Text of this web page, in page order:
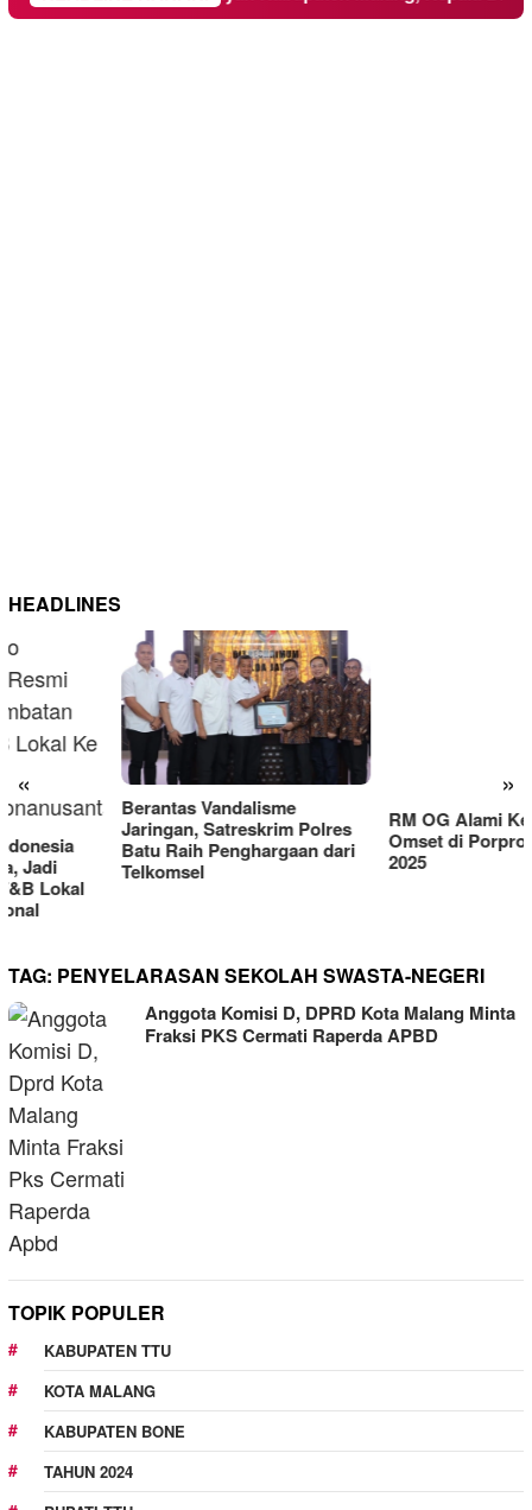
HEADLINES
« »
Berantas Vandalisme
Jaringan, Satreskrim Polres
Batu Raih Penghargaan dari
Telkomsel
RM OG Alami Kenaikan
Omset di Porprov IX Jatim
2025
TAG: PENYELARASAN SEKOLAH SWASTA-NEGERI
Anggota Komisi D, DPRD Kota Malang Minta
Fraksi PKS Cermati Raperda APBD
TOPIK POPULER
KABUPATEN TTU
KOTA MALANG
KABUPATEN BONE
TAHUN 2024